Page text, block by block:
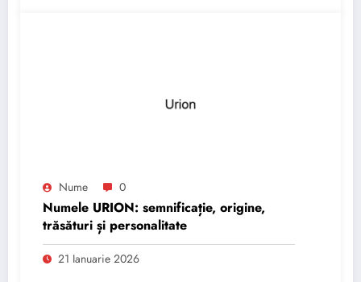
Nume 0
Numele URION: semnificație, origine,
trăsături și personalitate
21 Ianuarie 2026